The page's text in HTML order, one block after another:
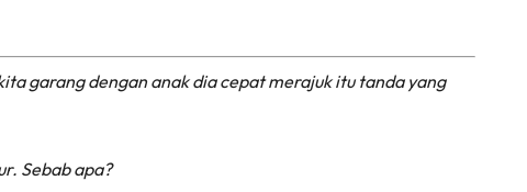
garang dengan anak dia cepat merajuk itu tanda yang
Sebab apa?